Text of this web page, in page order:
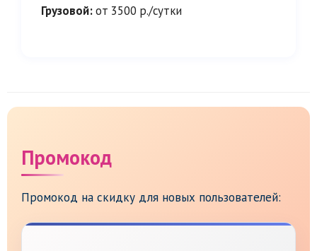
Грузовой:от 3500 р./сутки
Промокод
Промокод на скидку для новых пользователей: